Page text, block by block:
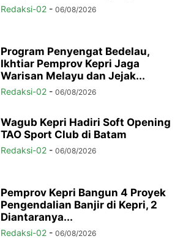
Redaksi-02 - 06/08/2026
Program Penyengat Bedelau,
Ikhtiar Pemprov Kepri Jaga
Warisan Melayu dan Jejak...
Redaksi-02 - 06/08/2026
Wagub Kepri Hadiri Soft Opening
TAO Sport Club di Batam
Redaksi-02 - 06/08/2026
Pemprov Kepri Bangun 4 Proyek
Pengendalian Banjir di Kepri, 2
Diantaranya...
Redaksi-02 - 06/08/2026